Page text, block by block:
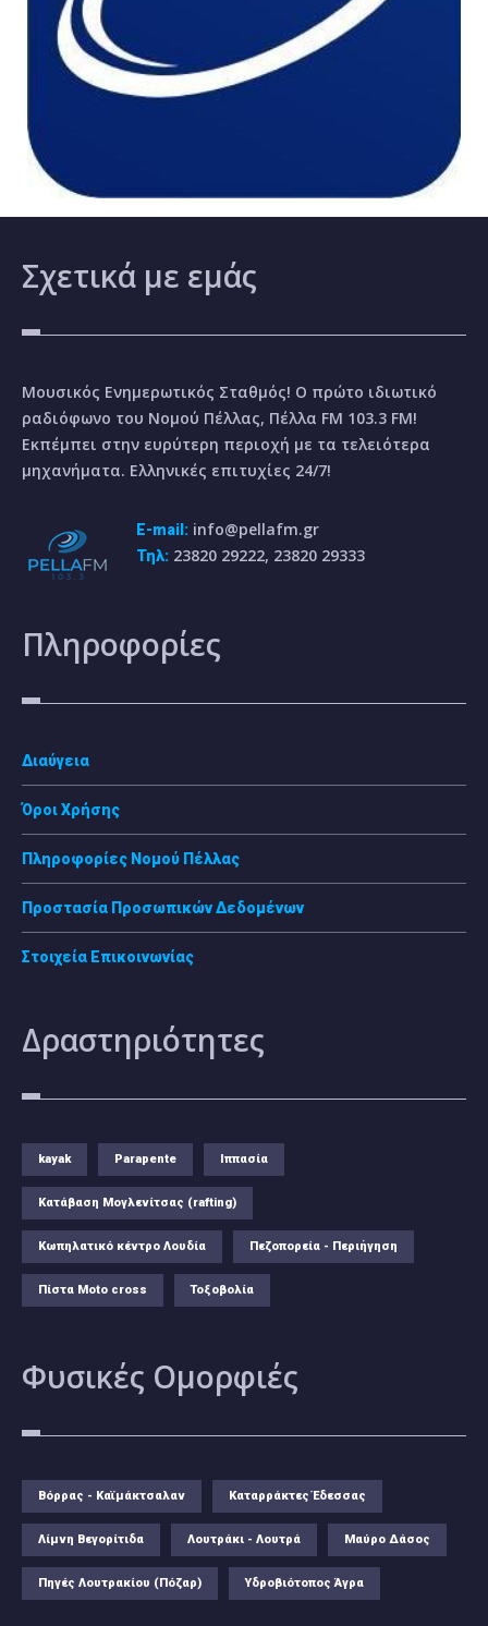
Σχετικά με εμάς
Μουσικός Ενημερωτικός Σταθμός! Ο πρώτο ιδιωτικό
ραδιόφωνο του Νομού Πέλλας, Πέλλα FM 103.3 FM!
Εκπέμπει στην ευρύτερη περιοχή με τα τελειότερα
μηχανήματα. Ελληνικές επιτυχίες 24/7!
E-mail: info@pellafm.gr
Τηλ: 23820 29222, 23820 29333
Πληροφορίες
Διαύγεια
Όροι Χρήσης
Πληροφορίες Νομού Πέλλας
Προστασία Προσωπικών Δεδομένων
Στοιχεία Επικοινωνίας
Δραστηριότητες
kayak Parapente Ιππασία
Κατάβαση Μογλενίτσας (rafting)
Κωπηλατικό κέντρο Λουδία Πεζοπορεία - Περιήγηση
Πίστα Moto cross Τοξοβολία
Φυσικές Ομορφιές
Βόρρας - Καϊμάκτσαλαν Καταρράκτες Έδεσσας
Λίμνη Βεγορίτιδα Λουτράκι - Λουτρά Μαύρο Δάσος
Πηγές Λουτρακίου (Πόζαρ) Υδροβιότοπος Άγρα